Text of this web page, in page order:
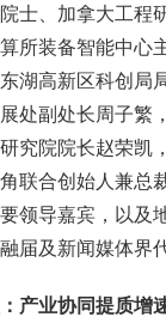
士、加拿大工程
所装备智能中心
湖高新区科创局
处副处长周子繁
究院院长赵荣凯
联合创始人兼总
领导嘉宾，以及
届及新闻媒体界
产业协同提质增